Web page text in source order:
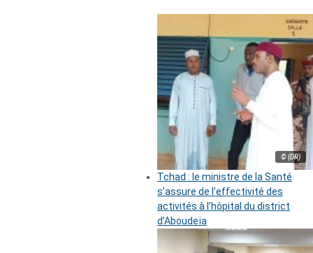
© (DR)
Tchad : le ministre de la Santé
s’assure de l’effectivité des
activités à l’hôpital du district
d’Aboudeïa